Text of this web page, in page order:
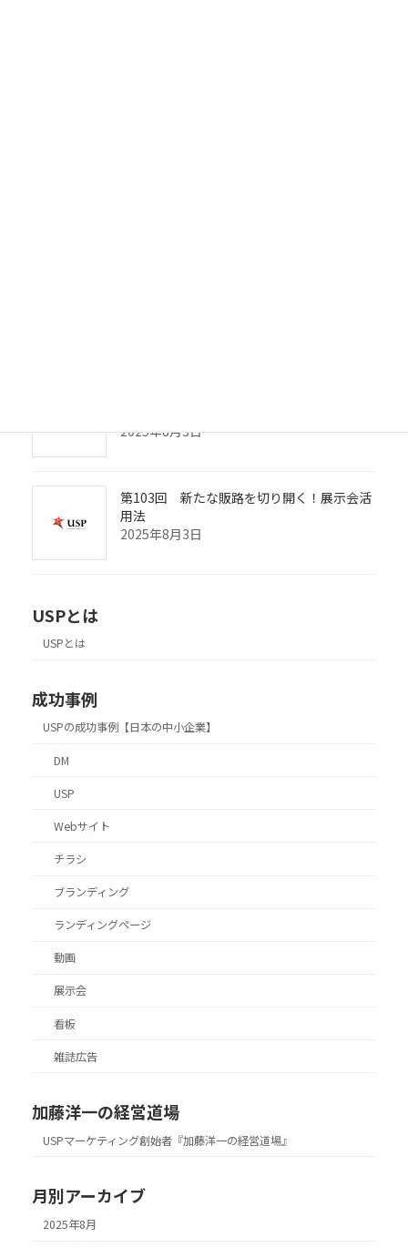
2025年8月3日
第103回 新たな販路を切り開く！展示会活
用法
2025年8月3日
USPとは
USPとは
成功事例
USPの成功事例【日本の中小企業】
DM
USP
Webサイト
チラシ
ブランディング
ランディングページ
動画
展示会
看板
雑誌広告
加藤洋一の経営道場
USPマーケティング創始者『加藤洋一の経営道場』
月別アーカイブ
2025年8月